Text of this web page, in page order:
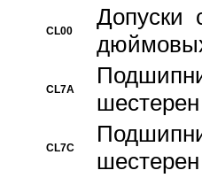
CL00
Допуски
CL7A
CL7C
шестерен